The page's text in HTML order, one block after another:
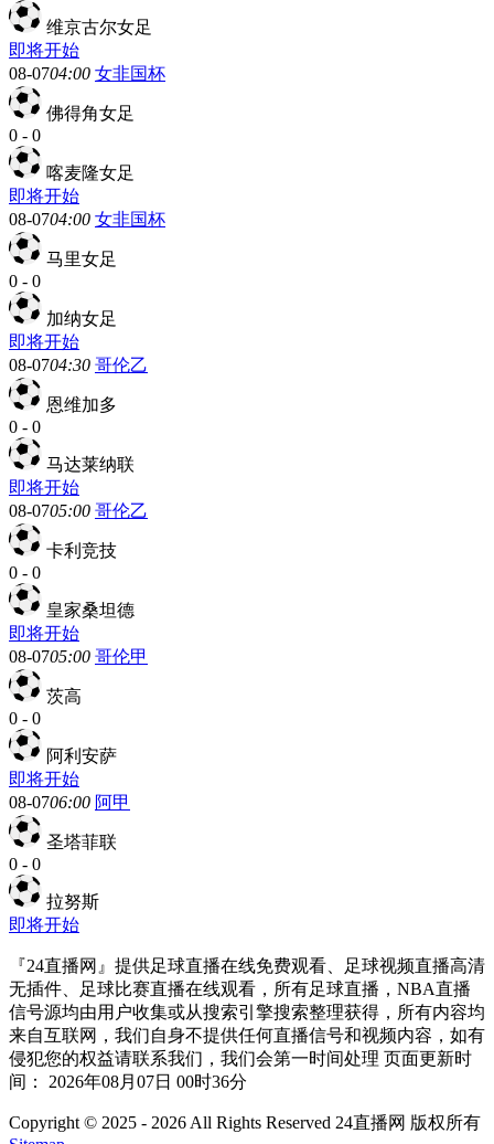
维京古尔女足
即将开始
08-0704:00 女非国杯
佛得角女足
0 - 0
喀麦隆女足
即将开始
08-0704:00 女非国杯
马里女足
0 - 0
加纳女足
即将开始
08-0704:30 哥伦乙
恩维加多
0 - 0
马达莱纳联
即将开始
08-0705:00 哥伦乙
卡利竞技
0 - 0
皇家桑坦德
即将开始
08-0705:00 哥伦甲
茨高
0 - 0
阿利安萨
即将开始
08-0706:00 阿甲
圣塔菲联
0 - 0
拉努斯
即将开始
『24直播网』提供足球直播在线免费观看、足球视频直播高清
无插件、足球比赛直播在线观看，所有足球直播，NBA直播
信号源均由用户收集或从搜索引擎搜索整理获得，所有内容均
来自互联网，我们自身不提供任何直播信号和视频内容，如有
侵犯您的权益请联系我们，我们会第一时间处理 页面更新时
间： 2026年08月07日 00时36分
Copyright © 2025 - 2026 All Rights Reserved 24直播网 版权所有